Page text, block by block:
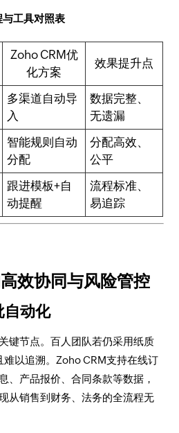
与工具对照表
Zoho CRM优
化方案
效果提升点
多渠道自动导
入
数据完整、
无遗漏
智能规则自动
分配
分配高效、
公平
跟进模板+自
动提醒
流程标准、
易追踪
效协同与风险管控
自动化
键节点。百人团队若仍采用纸质
以追溯。Zoho CRM支持在线订
、产品报价、合同条款等数据，
从销售到财务、法务的全流程无